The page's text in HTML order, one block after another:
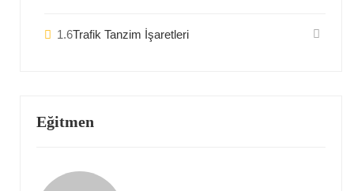
1.6Trafik Tanzim İşaretleri
Eğitmen